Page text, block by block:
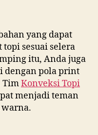
yang dapat
sesuai selera
itu, Anda juga
dengan pola print
TimKonveksi Topi
menjadi teman